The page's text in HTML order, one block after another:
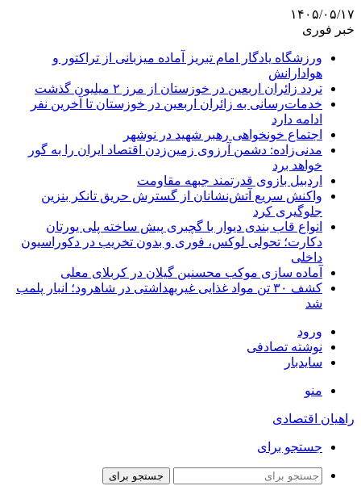
۱۴۰۵/۰۵/۱۷
خبر فوری
ورزشگاه یادگار امام تبریز آماده میزبانی از تراکتور و
هوادارانش
تردد زائران اربعین در خوزستان از مرز ۲ میلیون گذشت
خدمات‌رسانی به زائران اربعین در خوزستان تا آخرین نفر
ادامه دارد
اجتماع خونخواهی رهبر شهید در نوشهر
مدنی‌زاده: دشمن آرزوی زمین‌زدن اقتصاد ایران را به گور
خواهد برد
اردبیل بازوی قدرتمند جبهه مقاومت
واکنش سریع آتش‌نشانان از گسترش حریق تانکر بنزین
جلوگیری کرد
انواع قاب بندی دیوار با گچبری پیش ساخته پلی یورتان
دکارت؛ تحولی لوکس، فوری و بدون تخریب در دکوراسیون
داخلی
آماده سازی موکب محسنین گیلان در کربلای معلی
کشف ۳۰ تن مواد غذایی غیربهداشتی در شاهرود؛ انبار پلمب
شد
ورود
نوشته تصادفی
سایدبار
منو
راهیان اقتصادی
جستجو برای
جستجو برای